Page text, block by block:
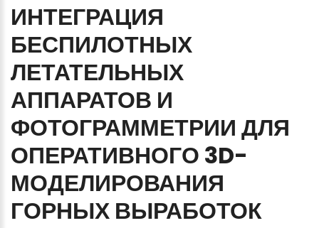
ИНТЕГРАЦИЯ
БЕСПИЛОТНЫХ
ЛЕТАТЕЛЬНЫХ
АППАРАТОВ И
ФОТОГРАММЕТРИИ ДЛЯ
ОПЕРАТИВНОГО 3D-
МОДЕЛИРОВАНИЯ
ГОРНЫХ ВЫРАБОТОК